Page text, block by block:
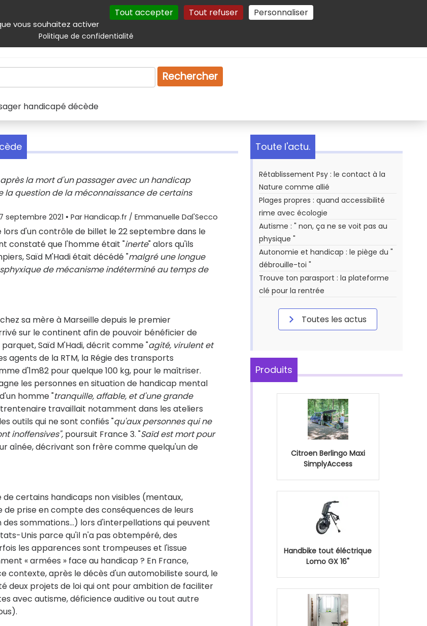
vous souhaitez activer
Tout accepter Tout refuser Personnaliser
Politique de confidentialité
Autres services Plan du site Gestion des cookies
& services Emploi Droit
Rechercher
handicapé décède
la mort d'un passager avec un handicap
question de la méconnaissance de certains
septembre 2021 • Par Handicap.fr / Emmanuelle Dal'Secco
d'un contrôle de billet le 22 septembre dans le
constaté que l'homme était "inerte" alors qu'ils
Saïd M'Hadi était décédé "malgré une longue
de mécanisme indéterminé au temps de
sa mère à Marseille depuis le premier
sur le continent afin de pouvoir bénéficier de
Saïd M'Hadi, décrit comme "agité, virulent et
agents de la RTM, la Régie des transports
d'1m82 pour quelque 100 kg, pour le maîtriser.
les personnes en situation de handicap mental
homme "tranquille, affable, et d'une grande
travaillait notamment dans les ateliers
outils qui ne sont confiés "qu'aux personnes qui ne
inoffensives", poursuit France 3. "Saïd est mort pour
aînée, décrivant son frère comme quelqu'un de
certains handicaps non visibles (mentaux,
prise en compte des conséquences de leurs
sommations...) lors d'interpellations qui peuvent
Unis parce qu'il n'a pas obtempéré, des
les apparences sont trompeuses et l'issue
« armées » face au handicap ? En France,
contexte, après le décès d'un automobiliste sourd, le
deux projets de loi qui ont pour ambition de faciliter
avec autisme, déficience auditive ou tout autre
Toute l'actu.
Rétablissement Psy : le contact à la
Nature comme allié
Plages propres : quand accessibilité
rime avec écologie
Autisme : " non, ça ne se voit pas au
physique "
Autonomie et handicap : le piège du "
débrouille-toi "
Trouve ton parasport : la plateforme
clé pour la rentrée
Toutes les actus
Produits
Citroen Berlingo Maxi
SimplyAccess
Handbike tout éléctrique
Lomo GX 16"